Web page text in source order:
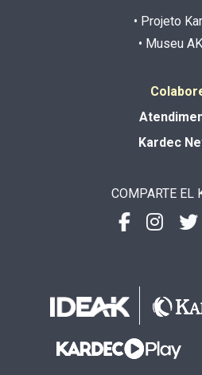
• Projeto
• Museu
Kardec
COMPARTE EL